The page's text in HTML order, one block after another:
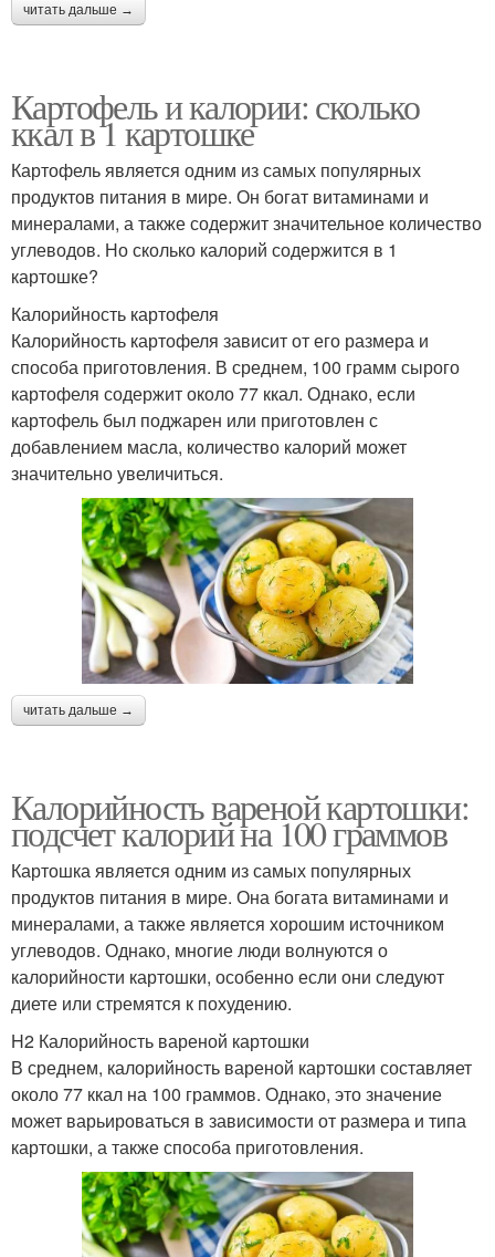
читать дальше →
Картофель и калории: сколько
ккал в 1 картошке
Картофель является одним из самых популярных
продуктов питания в мире. Он богат витаминами и
минералами, а также содержит значительное количество
углеводов. Но сколько калорий содержится в 1
картошке?
Калорийность картофеля
Калорийность картофеля зависит от его размера и
способа приготовления. В среднем, 100 грамм сырого
картофеля содержит около 77 ккал. Однако, если
картофель был поджарен или приготовлен с
добавлением масла, количество калорий может
значительно увеличиться.
читать дальше →
Калорийность вареной картошки:
подсчет калорий на 100 граммов
Картошка является одним из самых популярных
продуктов питания в мире. Она богата витаминами и
минералами, а также является хорошим источником
углеводов. Однако, многие люди волнуются о
калорийности картошки, особенно если они следуют
диете или стремятся к похудению.
H2 Калорийность вареной картошки
В среднем, калорийность вареной картошки составляет
около 77 ккал на 100 граммов. Однако, это значение
может варьироваться в зависимости от размера и типа
картошки, а также способа приготовления.